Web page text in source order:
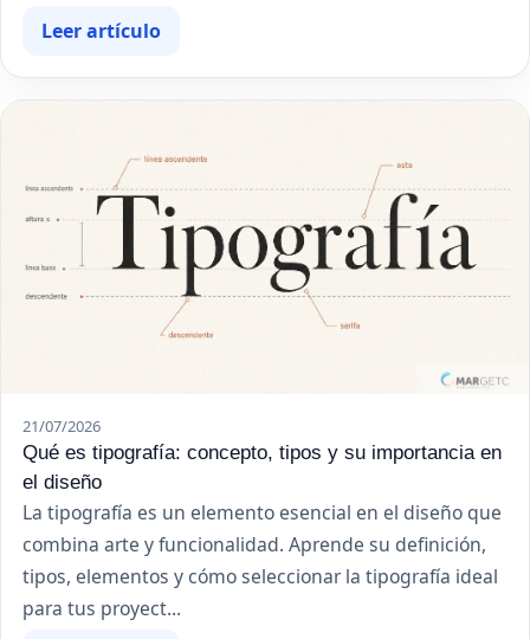
Leer artículo
21/07/2026
Qué es tipografía: concepto, tipos y su importancia en
el diseño
La tipografía es un elemento esencial en el diseño que
combina arte y funcionalidad. Aprende su definición,
tipos, elementos y cómo seleccionar la tipografía ideal
para tus proyect...